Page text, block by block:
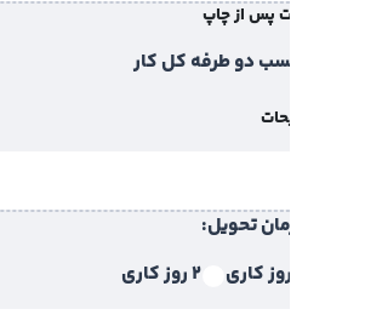
پس از چاپ
دو طرفه کل کار
تحویل:
2 روز کاری